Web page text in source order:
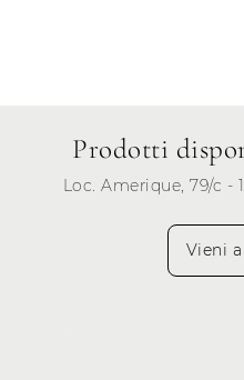
Prodotti
Loc. Amerique, 79/c -
Vieni